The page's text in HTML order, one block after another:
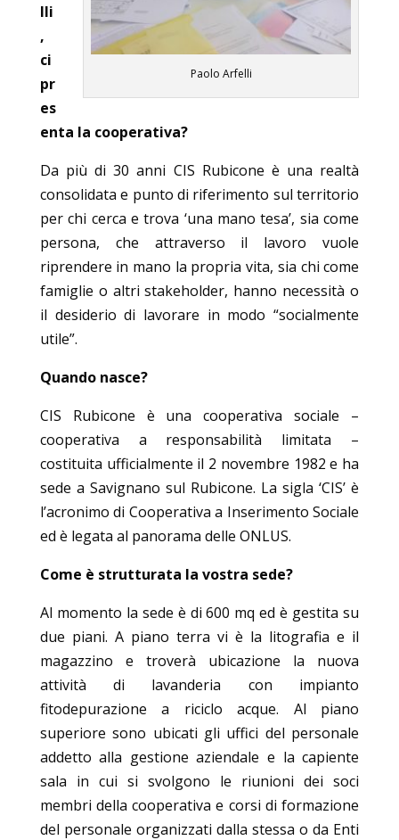
Paolo Arfelli
lli
,
ci
pr
es
enta la cooperativa?
Da più di 30 anni CIS Rubicone è una realtà
consolidata e punto di riferimento sul territorio
per chi cerca e trova ‘una mano tesa’, sia come
persona, che attraverso il lavoro vuole
riprendere in mano la propria vita, sia chi come
famiglie o altri stakeholder, hanno necessità o
il desiderio di lavorare in modo “socialmente
utile”.
Quando nasce?
CIS Rubicone è una cooperativa sociale –
cooperativa a responsabilità limitata –
costituita ufficialmente il 2 novembre 1982 e ha
sede a Savignano sul Rubicone. La sigla ‘CIS’ è
l’acronimo di Cooperativa a Inserimento Sociale
ed è legata al panorama delle ONLUS.
Come è strutturata la vostra sede?
Al momento la sede è di 600 mq ed è gestita su
due piani. A piano terra vi è la litografia e il
magazzino e troverà ubicazione la nuova
attività di lavanderia con impianto
fitodepurazione a riciclo acque. Al piano
superiore sono ubicati gli uffici del personale
addetto alla gestione aziendale e la capiente
sala in cui si svolgono le riunioni dei soci
membri della cooperativa e corsi di formazione
del personale organizzati dalla stessa o da Enti